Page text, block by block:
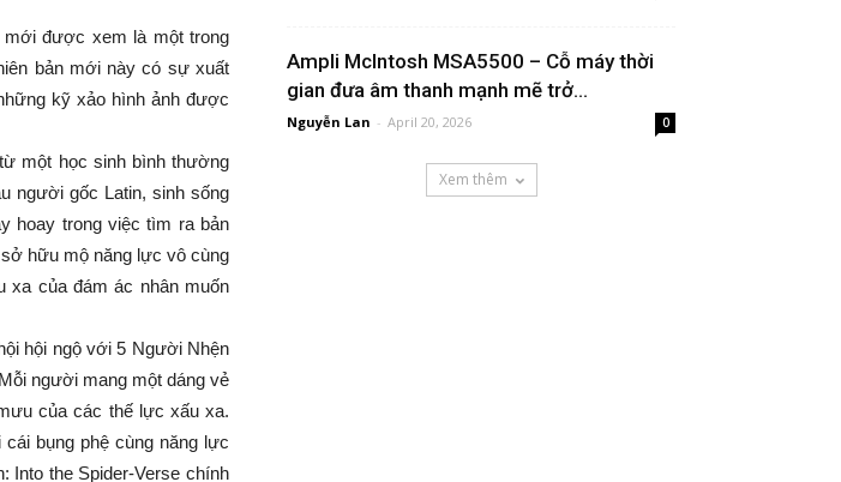
được xem là một trong
bản mới này có sự xuất
kỹ xảo hình ảnh được
một học sinh bình thường
người gốc Latin, sinh sống
hoay trong việc tìm ra bản
hữu mộ năng lực vô cùng
xa của đám ác nhân muốn
hội ngộ với 5 Người Nhện
người mang một dáng vẻ
của các thế lực xấu xa.
bụng phệ cùng năng lực
Into the Spider-Verse chính
Ampli McIntosh MSA5500 – Cỗ máy thời
gian đưa âm thanh mạnh mẽ trở...
Nguyễn Lan - April 20, 2026 0
Xem thêm